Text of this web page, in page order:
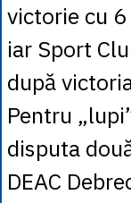
victorie cu
iar Sport
după
Pentru
disputa
DEAC